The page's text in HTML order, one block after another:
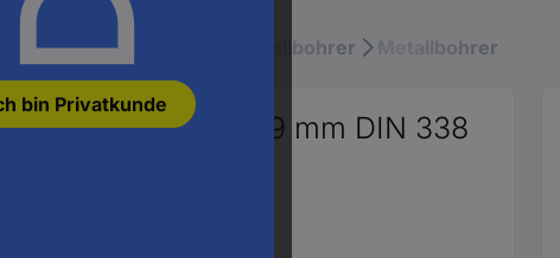
bin Privatkunde
Metallbohrer Metallbohrer
Gesamtlänge 109 mm DIN 338